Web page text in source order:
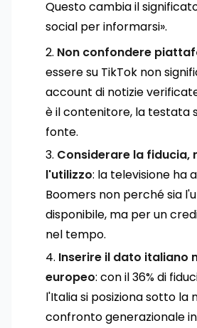
Questo cambia il
social per informarsi».
Non confondere
essere su TikTok non
account di notizie
è il contenitore, la testata
fonte.
Considerare la fiducia,
l'utilizzo: la televisione ha
Boomers non perché sia
disponibile, ma per un
nel tempo.
Inserire il dato italiano
europeo: con il 36% di
l'Italia si posiziona sotto la
confronto generazionale